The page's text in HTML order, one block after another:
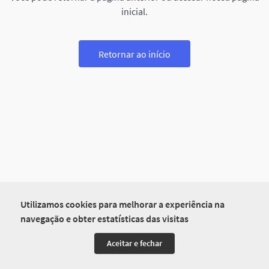
Utilizamos cookies para melhorar a experiência na
navegação e obter estatísticas das visitas
Aceitar e fechar
inicial.
Retornar ao início